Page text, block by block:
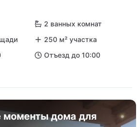
2 ванных комнат
250 м² участка
Отъезд до 10:00
моменты дома для